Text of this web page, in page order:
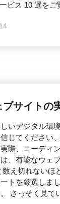
ビス 10 選をご
サイトの
いデジタル環
じてください
際、コーディ
、有能なウェ
え切れない
トを厳選しま
さっそく見